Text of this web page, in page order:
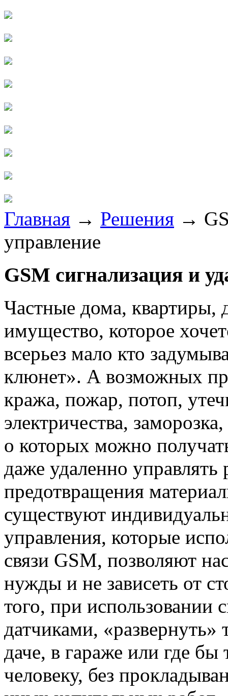
Главная → Решения →
управление
GSM сигнализация и
Частные дома, квартиры,
имущество, которое
всерьез мало кто
клюнет». А возможных
кража, пожар, потоп,
электричества,
о которых можно
даже удаленно управлять
предотвращения
существуют
управления, которые
связи GSM, позволяют
нужды и не зависеть от
того, при использовании
датчиками,
даче, в гараже или где
человеку, без